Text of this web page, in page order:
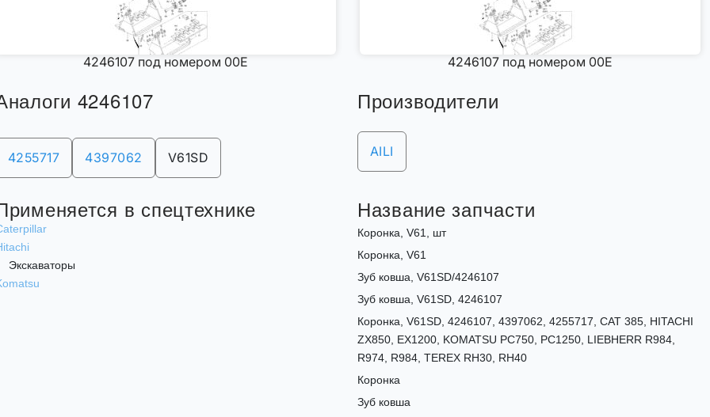
4246107 под номером 00E 4246107 под номером 00E
4246107
4255717 4397062 V61SD
Производители
AILI
в спецтехнике
Экскаваторы
Название запчасти
Коронка, V61, шт
Коронка, V61
Зуб ковша, V61SD/4246107
Зуб ковша, V61SD, 4246107
Коронка, V61SD, 4246107, 4397062, 4255717, CAT 385, HITACHI
ZX850, EX1200, KOMATSU PC750, PC1250, LIEBHERR R984,
R974, R984, TEREX RH30, RH40
Коронка
Зуб ковша